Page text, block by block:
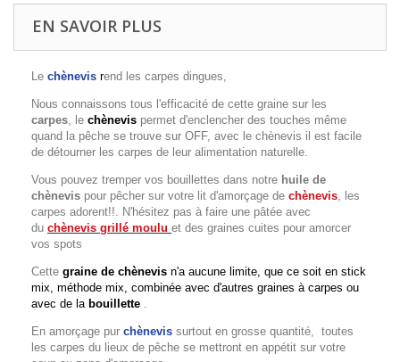
EN SAVOIR PLUS
Le chènevis rend les carpes dingues,
Nous connaissons tous l'efficacité de cette graine sur les
carpes, le chènevis permet d'enclencher des touches même
quand la pêche se trouve sur OFF, avec le chènevis il est facile
de détourner les carpes de leur alimentation naturelle.
Vous pouvez tremper vos bouillettes dans notre huile de
chènevis pour pêcher sur votre lit d'amorçage de chènevis, les
carpes adorent!!. N'hésitez pas à faire une pâtée avec
du chènevis grillé moulu et des graines cuites pour amorcer
vos spots
Cette graine de chènevis n'a aucune limite, que ce soit en stick
mix, méthode mix, combinée avec d'autres graines à carpes ou
avec de la bouillette .
En amorçage pur chènevis surtout en grosse quantité, toutes
les carpes du lieux de pêche se mettront en appétit sur votre